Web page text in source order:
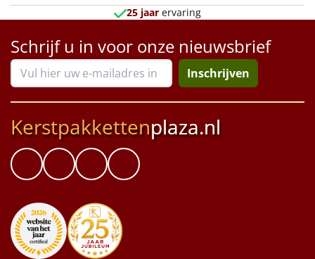
25 jaar ervaring
Schrijf u in voor onze nieuwsbrief
Inschrijven
Kerstpakkettenplaza.nl